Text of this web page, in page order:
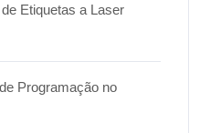
Etiquetas a Laser
Programação no